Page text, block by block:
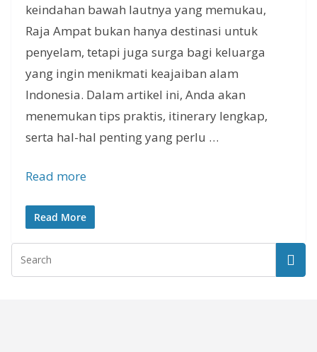
keindahan bawah lautnya yang memukau,
Raja Ampat bukan hanya destinasi untuk
penyelam, tetapi juga surga bagi keluarga
yang ingin menikmati keajaiban alam
Indonesia. Dalam artikel ini, Anda akan
menemukan tips praktis, itinerary lengkap,
serta hal-hal penting yang perlu …
Read more
Read More